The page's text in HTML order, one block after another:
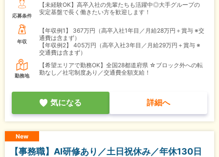
応募条件
【未経験OK】高卒入社の先輩たちも活躍中◎大手グループの
安定基盤で長く働きたい方を歓迎します！
年収
【年収例1】
367万円（高卒入社1年目／月給28万円＋賞与 ※交
通費は含まず）
【年収例2】
405万円（高卒入社3年目／月給29万円＋賞与 ※
交通費は含まず）
勤務地
【希望エリアで勤務OK】全国28都道府県 ☆ブロック外への転
勤なし／社宅制度あり／交通費全額支給！
気になる 詳細へ
New
【事務職】AI研修あり／土日祝休み／年休130日